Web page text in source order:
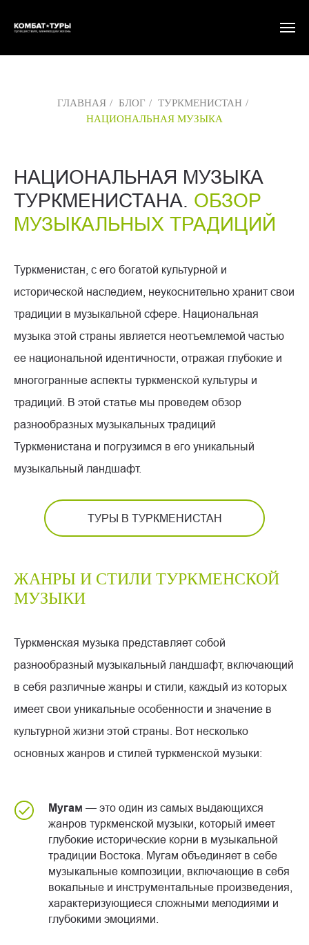
ГЛАВНАЯ / БЛОГ / ТУРКМЕНИСТАН /
НАЦИОНАЛЬНАЯ МУЗЫКА
НАЦИОНАЛЬНАЯ МУЗЫКА
ТУРКМЕНИСТАНА. ОБЗОР
МУЗЫКАЛЬНЫХ ТРАДИЦИЙ
Туркменистан, с его богатой культурной и
исторической наследием, неукоснительно хранит свои
традиции в музыкальной сфере. Национальная
музыка этой страны является неотъемлемой частью
ее национальной идентичности, отражая глубокие и
многогранные аспекты туркменской культуры и
традиций. В этой статье мы проведем обзор
разнообразных музыкальных традиций
Туркменистана и погрузимся в его уникальный
музыкальный ландшафт.
ТУРЫ В ТУРКМЕНИСТАН
ЖАНРЫ И СТИЛИ ТУРКМЕНСКОЙ
МУЗЫКИ
Туркменская музыка представляет собой
разнообразный музыкальный ландшафт, включающий
в себя различные жанры и стили, каждый из которых
имеет свои уникальные особенности и значение в
культурной жизни этой страны. Вот несколько
основных жанров и стилей туркменской музыки:
Мугам — это один из самых выдающихся
жанров туркменской музыки, который имеет
глубокие исторические корни в музыкальной
традиции Востока. Мугам объединяет в себе
музыкальные композиции, включающие в себя
вокальные и инструментальные произведения,
характеризующиеся сложными мелодиями и
глубокими эмоциями.